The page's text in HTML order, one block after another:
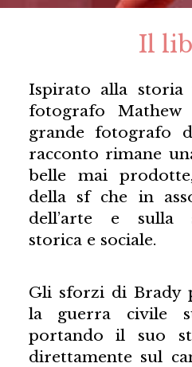
Il
Ispirato alla storia
fotografo
grande fotografo
racconto rimane
belle mai
della sf che in
dell’arte e sulla
storica e sociale.
Gli sforzi di Brady
la guerra civile
portando il suo
direttamente sul